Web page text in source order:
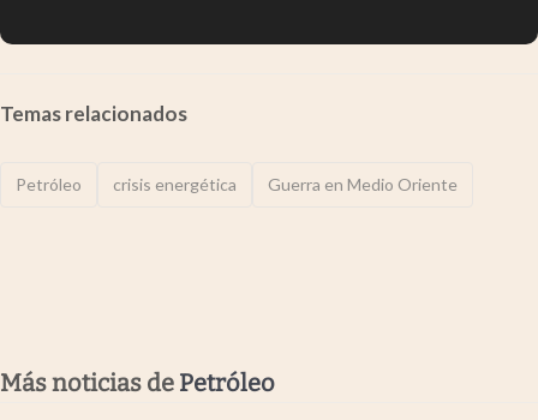
Temas relacionados
Petróleo crisis energética Guerra en Medio Oriente
Más noticias de Petróleo